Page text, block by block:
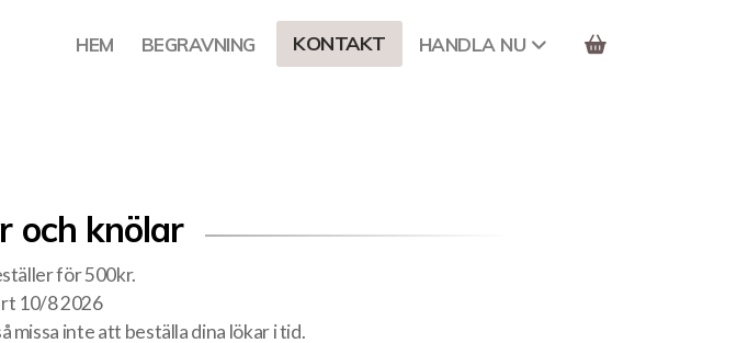
HEM BEGRAVNING KONTAKT HANDLA NU
och knölar
för 500kr.
10/8 2026
missa inte att beställa dina lökar i tid.